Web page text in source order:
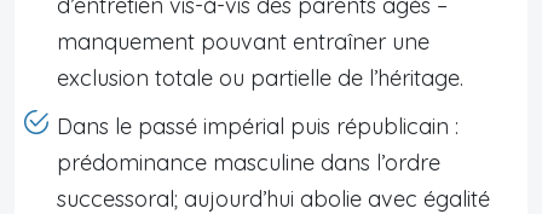
manquement pouvant entraîner une
exclusion totale ou partielle de l’héritage.
Dans le passé impérial puis républicain :
prédominance masculine dans l’ordre
successoral; aujourd’hui abolie avec égalité